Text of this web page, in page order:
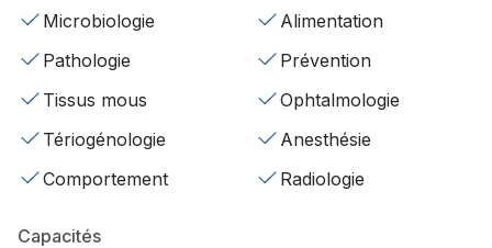
Microbiologie
Alimentation
Pathologie
Prévention
Tissus mous
Ophtalmologie
Tériogénologie
Anesthésie
Comportement
Radiologie
Capacités